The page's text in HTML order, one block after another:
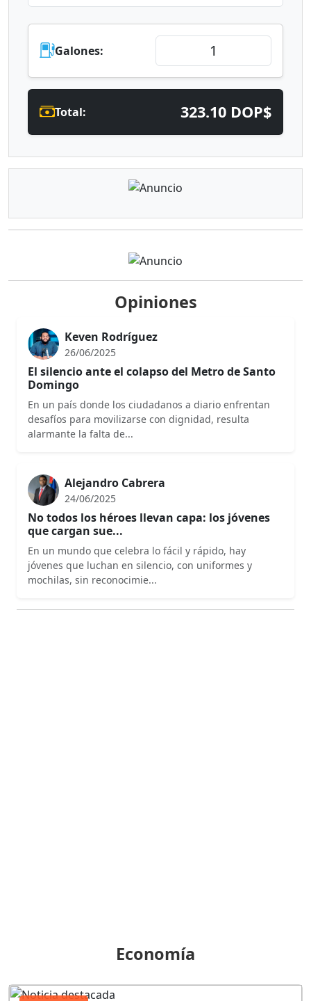
Galones:
Total: 323.10 DOP$
Opiniones
Keven Rodríguez
26/06/2025
El silencio ante el colapso del Metro de Santo
Domingo
En un país donde los ciudadanos a diario enfrentan
desafíos para movilizarse con dignidad, resulta
alarmante la falta de...
Alejandro Cabrera
24/06/2025
No todos los héroes llevan capa: los jóvenes
que cargan sue...
En un mundo que celebra lo fácil y rápido, hay
jóvenes que luchan en silencio, con uniformes y
mochilas, sin reconocimie...
Economía